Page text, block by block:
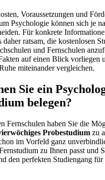
Voraussetzungen und
Psychologie können sich je
Für konkrete
daher ratsam, die kostenlosen
und Fernschulen
auf einen Blick vorliegen
miteinander vergleichen.
Sie ein
belegen?
Fernschulen haben Sie die
Probestudium zu
im Vorfeld ganz
zu Ihnen passt und
den perfekten Studiengang für